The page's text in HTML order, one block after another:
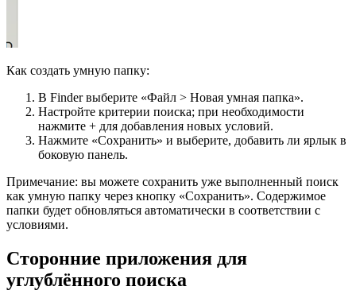
Как создать умную папку:
В Finder выберите «Файл > Новая умная папка».
Настройте критерии поиска; при необходимости
нажмите + для добавления новых условий.
Нажмите «Сохранить» и выберите, добавить ли ярлык в
боковую панель.
Примечание: вы можете сохранить уже выполненный поиск
как умную папку через кнопку «Сохранить». Содержимое
папки будет обновляться автоматически в соответствии с
условиями.
Сторонние приложения для
углублённого поиска